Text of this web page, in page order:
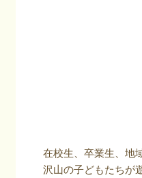
在校生、卒業生、地
沢山の子どもたちが